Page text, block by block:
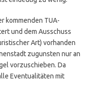
kommenden TUA-
und dem Ausschuss
Art) vorhanden
zugunsten nur an
vorzuschieben. Da
Eventualitäten mit